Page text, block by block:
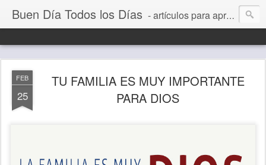
Buen Día Todos los Días - artículos para aprender a vivir mejor, un día a la vez. Por Juan C Quintero
FEB
25
TU FAMILIA ES MUY IMPORTANTE
PARA DIOS